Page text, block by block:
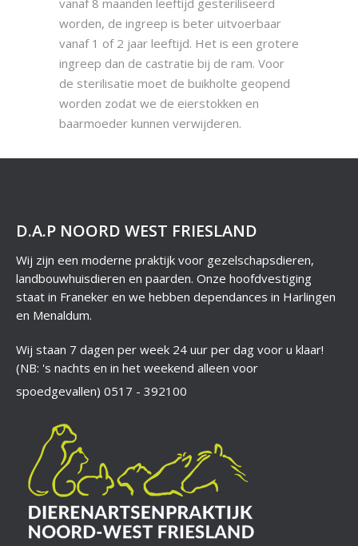
vanaf 8 maanden leeftijd gesteriliseerd
worden, de ingreep is beter uitvoerbaar
vanaf 1 of 2 jaar leeftijd. Het is een grotere
ingreep dan de castratie bij de ram. Voor
de sterilisatie moet de buikholte geopend
worden zodat we de eierstokken en
baarmoeder kunnen verwijderen.
D.A.P NOORD WEST FRIESLAND
Wij zijn een moderne praktijk voor gezelschapsdieren,
landbouwhuisdieren en paarden. Onze hoofdvestiging
staat in Franeker en we hebben dependances in Harlingen
en Menaldum.
Wij staan 7 dagen per week 24 uur per dag voor u klaar!
(NB: 's nachts en in het weekend alleen voor
spoedgevallen) 0517 - 392100